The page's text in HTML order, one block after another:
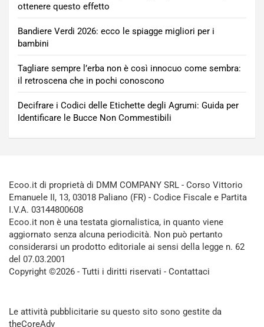
ottenere questo effetto
Bandiere Verdi 2026: ecco le spiagge migliori per i
bambini
Tagliare sempre l’erba non è così innocuo come sembra:
il retroscena che in pochi conoscono
Decifrare i Codici delle Etichette degli Agrumi: Guida per
Identificare le Bucce Non Commestibili
Ecoo.it di proprietà di DMM COMPANY SRL - Corso Vittorio
Emanuele II, 13, 03018 Paliano (FR) - Codice Fiscale e Partita
I.V.A. 03144800608
Ecoo.it non è una testata giornalistica, in quanto viene
aggiornato senza alcuna periodicità. Non può pertanto
considerarsi un prodotto editoriale ai sensi della legge n. 62
del 07.03.2001
Copyright ©2026 - Tutti i diritti riservati - Contattaci
Le attività pubblicitarie su questo sito sono gestite da
theCoreAdv